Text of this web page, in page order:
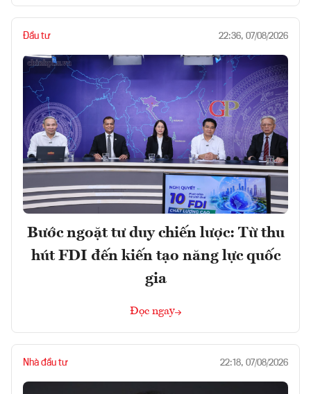
Đầu tư 22:36, 07/08/2026
Bước ngoặt tư duy chiến lược: Từ thu
hút FDI đến kiến tạo năng lực quốc
gia
Đọc ngay
Nhà đầu tư 22:18, 07/08/2026